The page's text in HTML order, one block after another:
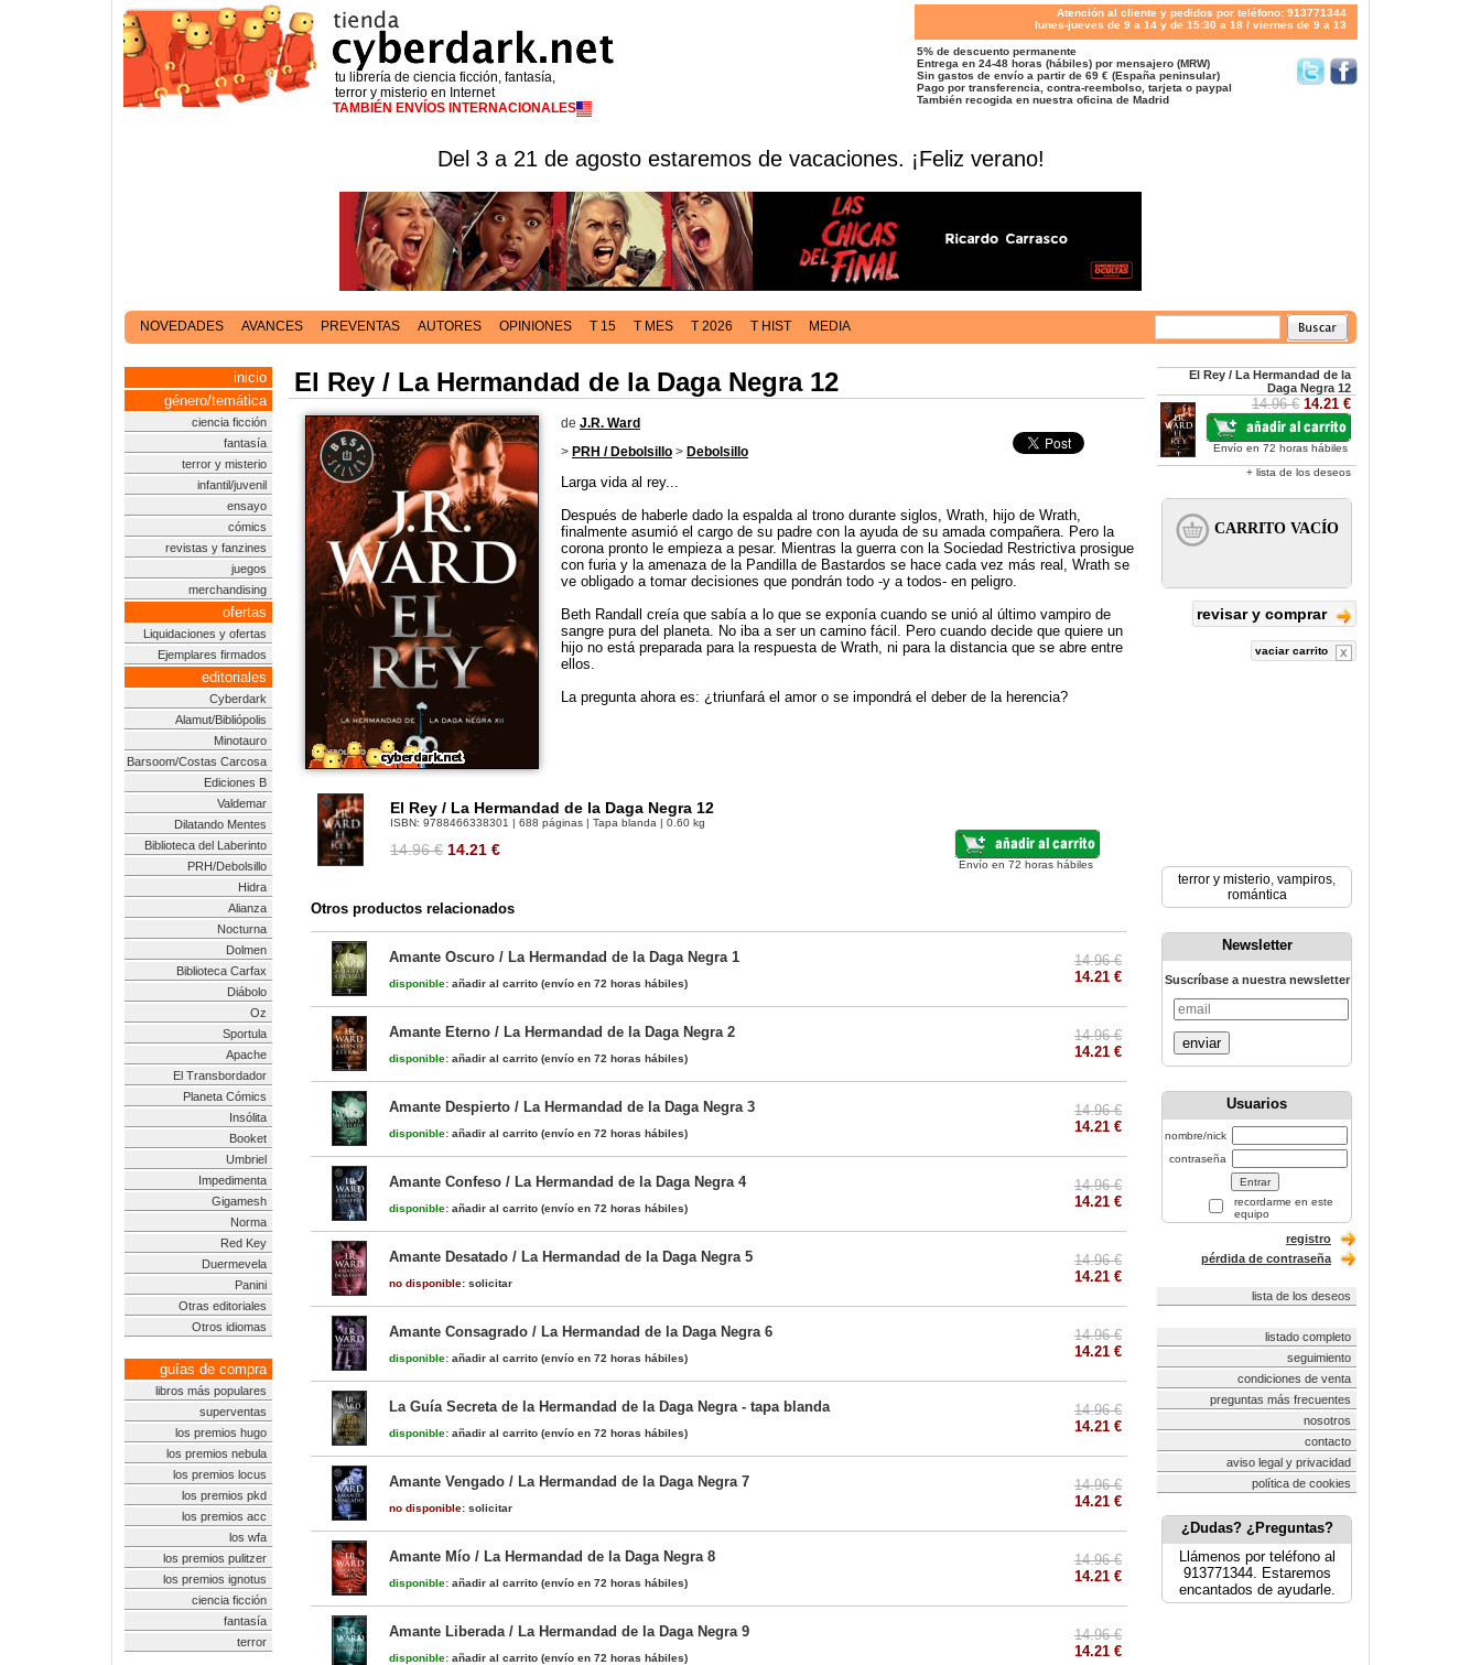
tu librería de ciencia ficción, fantasía,
terror y misterio en Internet
TAMBIÉN ENVÍOS INTERNACIONALES
Atención al cliente y pedidos por teléfono: 913771344
lunes-jueves de 9 a 14 y de 15:30 a 18 / viernes de 9 a 13
5% de descuento permanente
Entrega en 24-48 horas (hábiles) por mensajero (MRW)
Sin gastos de envío a partir de 69 € (España peninsular)
Pago por transferencia, contra-reembolso, tarjeta o paypal
También recogida en nuestra oficina de Madrid
Del 3 a 21 de agosto estaremos de vacaciones. ¡Feliz verano!
NOVEDADES AVANCES PREVENTAS AUTORES OPINIONES T 15 T MES T 2026 T HIST MEDIA
inicio
género/temática
ciencia ficción
fantasía
terror y misterio
infantil/juvenil
ensayo
cómics
revistas y fanzines
juegos
merchandising
ofertas
Liquidaciones y ofertas
Ejemplares firmados
editoriales
Cyberdark
Alamut/Bibliópolis
Minotauro
Barsoom/Costas Carcosa
Ediciones B
Valdemar
Dilatando Mentes
Biblioteca del Laberinto
PRH/Debolsillo
Hidra
Alianza
Nocturna
Dolmen
Biblioteca Carfax
Diábolo
Oz
Sportula
Apache
El Transbordador
Planeta Cómics
Insólita
Booket
Umbriel
Impedimenta
Gigamesh
Norma
Red Key
Duermevela
Panini
Otras editoriales
Otros idiomas
guías de compra
libros más populares
superventas
los premios hugo
los premios nebula
los premios locus
los premios pkd
los premios acc
los wfa
los premios pulitzer
los premios ignotus
ciencia ficción
fantasía
terror
El Rey / La Hermandad de la Daga Negra 12
de J.R. Ward
> PRH / Debolsillo > Debolsillo
Larga vida al rey...
Después de haberle dado la espalda al trono durante siglos, Wrath, hijo de Wrath,
finalmente asumió el cargo de su padre con la ayuda de su amada compañera. Pero la
corona pronto le empieza a pesar. Mientras la guerra con la Sociedad Restrictiva prosigue
con furia y la amenaza de la Pandilla de Bastardos se hace cada vez más real, Wrath se
ve obligado a tomar decisiones que pondrán todo -y a todos- en peligro.
Beth Randall creía que sabía a lo que se exponía cuando se unió al último vampiro de
sangre pura del planeta. No iba a ser un camino fácil. Pero cuando decide que quiere un
hijo no está preparada para la respuesta de Wrath, ni para la distancia que se abre entre
ellos.
La pregunta ahora es: ¿triunfará el amor o se impondrá el deber de la herencia?
El Rey / La Hermandad de la Daga Negra 12
ISBN: 9788466338301 | 688 páginas | Tapa blanda | 0.60 kg
14.96 € 14.21 €
Envío en 72 horas hábiles
Otros productos relacionados
Amante Oscuro / La Hermandad de la Daga Negra 1
disponible: añadir al carrito (envío en 72 horas hábiles)
14.96 €
14.21 €
Amante Eterno / La Hermandad de la Daga Negra 2
disponible: añadir al carrito (envío en 72 horas hábiles)
14.96 €
14.21 €
Amante Despierto / La Hermandad de la Daga Negra 3
disponible: añadir al carrito (envío en 72 horas hábiles)
14.96 €
14.21 €
Amante Confeso / La Hermandad de la Daga Negra 4
disponible: añadir al carrito (envío en 72 horas hábiles)
14.96 €
14.21 €
Amante Desatado / La Hermandad de la Daga Negra 5
no disponible: solicitar
14.96 €
14.21 €
Amante Consagrado / La Hermandad de la Daga Negra 6
disponible: añadir al carrito (envío en 72 horas hábiles)
14.96 €
14.21 €
La Guía Secreta de la Hermandad de la Daga Negra - tapa blanda
disponible: añadir al carrito (envío en 72 horas hábiles)
14.96 €
14.21 €
Amante Vengado / La Hermandad de la Daga Negra 7
no disponible: solicitar
14.96 €
14.21 €
Amante Mío / La Hermandad de la Daga Negra 8
disponible: añadir al carrito (envío en 72 horas hábiles)
14.96 €
14.21 €
Amante Liberada / La Hermandad de la Daga Negra 9
disponible: añadir al carrito (envío en 72 horas hábiles)
14.96 €
14.21 €
El Rey / La Hermandad de la
Daga Negra 12
14.96 € 14.21 €
Envío en 72 horas hábiles
+ lista de los deseos
revisar y comprar
vaciar carrito
terror y misterio, vampiros,
romántica
Newsletter
Suscríbase a nuestra newsletter
enviar
Usuarios
nombre/nick
contraseña
recordarme en este
equipo
registro
pérdida de contraseña
lista de los deseos
listado completo
seguimiento
condiciones de venta
preguntas más frecuentes
nosotros
contacto
aviso legal y privacidad
política de cookies
¿Dudas? ¿Preguntas?
Llámenos por teléfono al
913771344. Estaremos
encantados de ayudarle.